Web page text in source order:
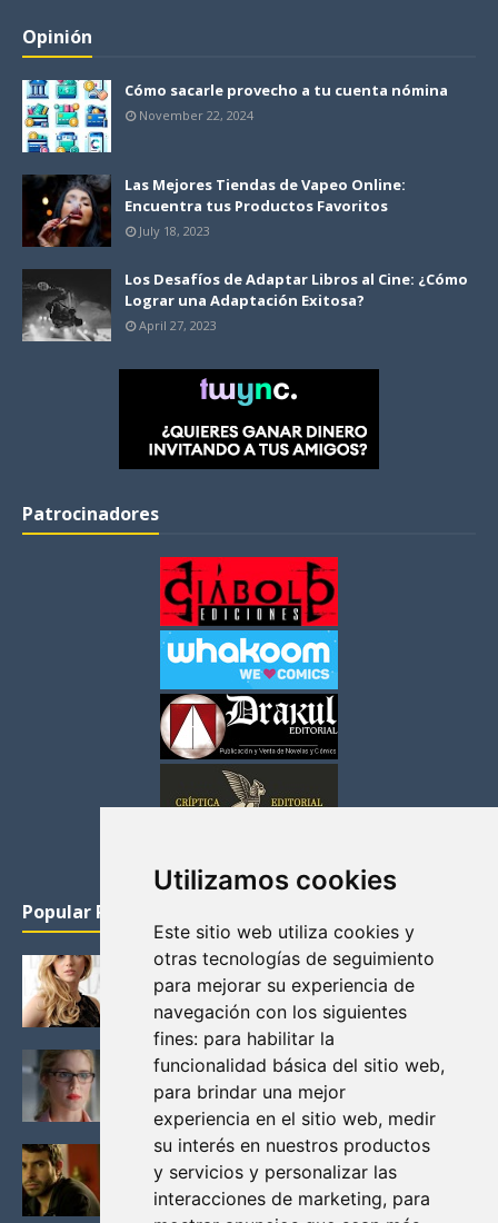
Utilizamos cookies
Este sitio web utiliza cookies y
otras tecnologías de seguimiento
para mejorar su experiencia de
navegación con los siguientes
fines: para habilitar la
funcionalidad básica del sitio web,
para brindar una mejor
experiencia en el sitio web, medir
su interés en nuestros productos
y servicios y personalizar las
interacciones de marketing, para
Opinión
Cómo sacarle provecho a tu cuenta nómina
November 22, 2024
Las Mejores Tiendas de Vapeo Online:
Encuentra tus Productos Favoritos
July 18, 2023
Los Desafíos de Adaptar Libros al Cine: ¿Cómo
Lograr una Adaptación Exitosa?
April 27, 2023
Patrocinadores
Popular Posts
KATHERYN WINNICK: LA ACTRIZ MAS GUAPA DE
VIKINGOS
Junio 14, 2013
FELICITY (EMILY BETT RICKARDS), LAS FOTOS
MAS BONITAS DE LA ALIADA DE ARROW
Noviembre 30, 2013
BLACK MIRROR: TODA TU HISTORIA. EPISODIO 3.
LA CRITICA
Mayo 17, 2012